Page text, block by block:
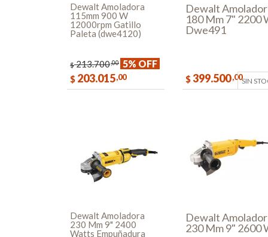
Dewalt Amoladora
115mm 900 W
12000rpm Gatillo
Paleta (dwe4120)
$ 213.700,00 5% OFF
$ 203.015,00
Dewalt
180 Mm 7" 2200
Dwe491
$399.500,00SIN
Dewalt Amoladora
230 Mm 9" 2400
Watts Empuñadura
Dewalt
230 Mm 9" 2600